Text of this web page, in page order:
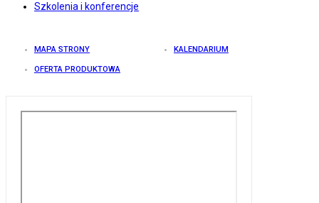
Szkolenia i konferencje
MAPA STRONY KALENDARIUM
OFERTA PRODUKTOWA